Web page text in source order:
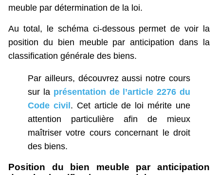
meuble par détermination de la loi.
Au total, le schéma ci-dessous permet de voir la
position du bien meuble par anticipation dans la
classification générale des biens.
Par ailleurs, découvrez aussi notre cours
sur la présentation de l’article 2276 du
Code civil. Cet article de loi mérite une
attention particulière afin de mieux
maîtriser votre cours concernant le droit
des biens.
Position du bien meuble par anticipation